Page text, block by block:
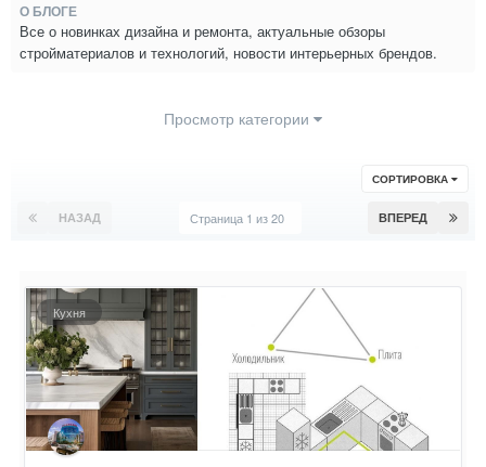
О БЛОГЕ
Все о новинках дизайна и ремонта, актуальные обзоры
стройматериалов и технологий, новости интерьерных брендов.
Просмотр категории
СОРТИРОВКА
НАЗАД ВПЕРЕД
Страница 1 из 20
Кухня